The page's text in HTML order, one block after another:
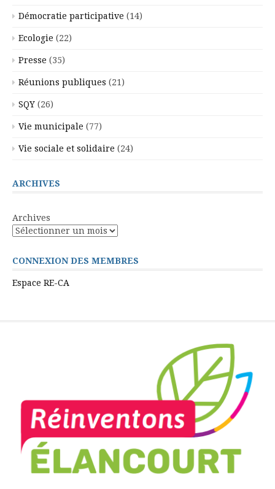
Démocratie participative (14)
Ecologie (22)
Presse (35)
Réunions publiques (21)
SQY (26)
Vie municipale (77)
Vie sociale et solidaire (24)
ARCHIVES
Archives
CONNEXION DES MEMBRES
Espace RE-CA